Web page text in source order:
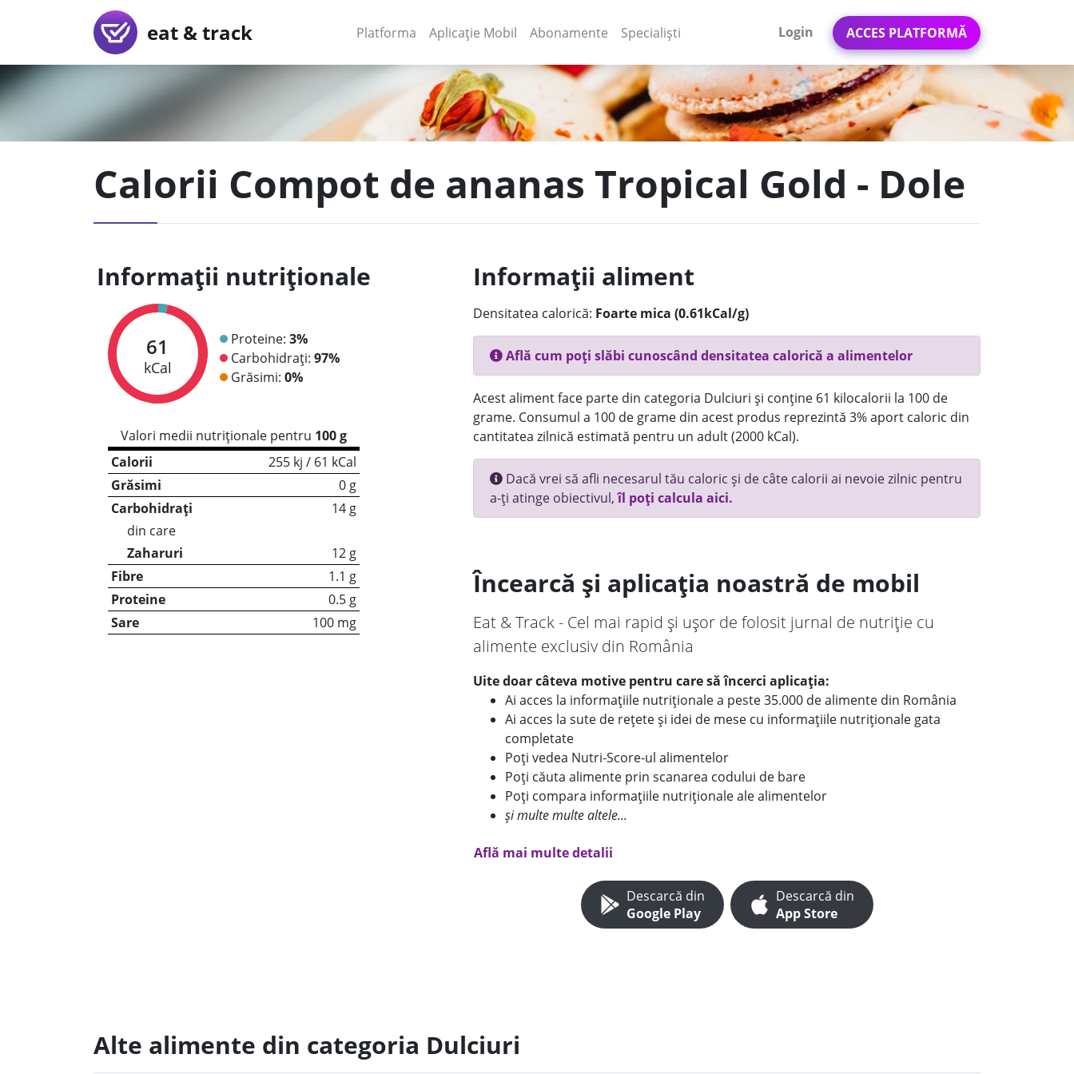
eat & track Platforma (current)
Aplicație Mobil (current)
Abonamente Specialiști Login ACCES PLATFORMĂ
Calorii Compot de ananas Tropical Gold - Dole
Informații nutriționale
61
kCal
Proteine: 3%
Carbohidrați: 97%
Grăsimi: 0%
Valori medii nutriționale pentru 100 g
Calorii
255 kj / 61 kCal
Grăsimi
0 g
Carbohidrați
14 g
din care
Zaharuri
12 g
Fibre
1.1 g
Proteine
0.5 g
Sare
100 mg
Informații aliment
Densitatea calorică: Foarte mica (0.61kCal/g)
Află cum poți slăbi cunoscând densitatea calorică a alimentelor
Acest aliment face parte din categoria Dulciuri și conține 61 kilocalorii la 100 de
grame. Consumul a 100 de grame din acest produs reprezintă 3% aport caloric din
cantitatea zilnică estimată pentru un adult (2000 kCal).
Dacă vrei să afli necesarul tău caloric și de câte calorii ai nevoie zilnic pentru
a-ți atinge obiectivul,îl poți calcula aici.
Încearcă și aplicația noastră de mobil
Eat & Track - Cel mai rapid și ușor de folosit jurnal de nutriție cu
alimente exclusiv din România
Uite doar câteva motive pentru care să încerci aplicația:
Ai acces la informațiile nutriționale a peste 35.000 de alimente din România
Ai acces la sute de rețete și idei de mese cu informațiile nutriționale gata
completate
Poți vedea Nutri-Score-ul alimentelor
Poți căuta alimente prin scanarea codului de bare
Poți compara informațiile nutriționale ale alimentelor
și multe multe altele...
Află mai multe detalii
Descarcă din
Google Play
Descarcă din
App Store
Alte alimente din categoria Dulciuri